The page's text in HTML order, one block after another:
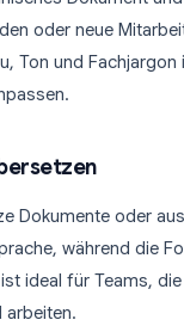
oder neue
Ton und Fachjargon
Dokumente oder
während die
ideal für Teams, die
arbeiten.